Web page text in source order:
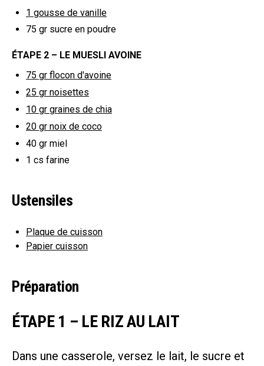
1 gousse de vanille
75 gr sucre en poudre
ÉTAPE 2 – LE MUESLI AVOINE
75 gr flocon d'avoine
25 gr noisettes
10 gr graines de chia
20 gr noix de coco
40 gr miel
1 cs farine
Ustensiles
Plaque de cuisson
Papier cuisson
Préparation
ÉTAPE 1 – LE RIZ AU LAIT
Dans une casserole, versez le lait, le sucre et